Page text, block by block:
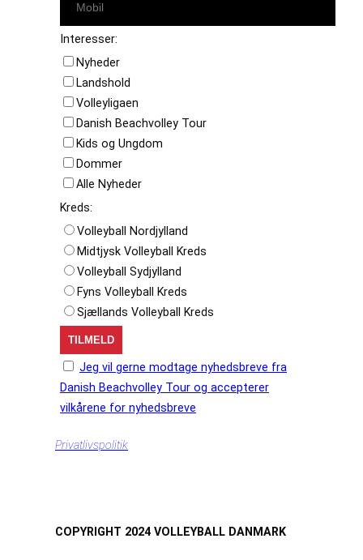
Interesser:
Nyheder
Landshold
Volleyligaen
Danish Beachvolley Tour
Kids og Ungdom
Dommer
Alle Nyheder
Kreds:
Volleyball Nordjylland
Midtjysk Volleyball Kreds
Volleyball Sydjylland
Fyns Volleyball Kreds
Sjællands Volleyball Kreds
Jeg vil gerne modtage nyhedsbreve fra
Danish Beachvolley Tour og accepterer
vilkårene for nyhedsbreve
Privatlivspolitik
COPYRIGHT 2024 VOLLEYBALL DANMARK